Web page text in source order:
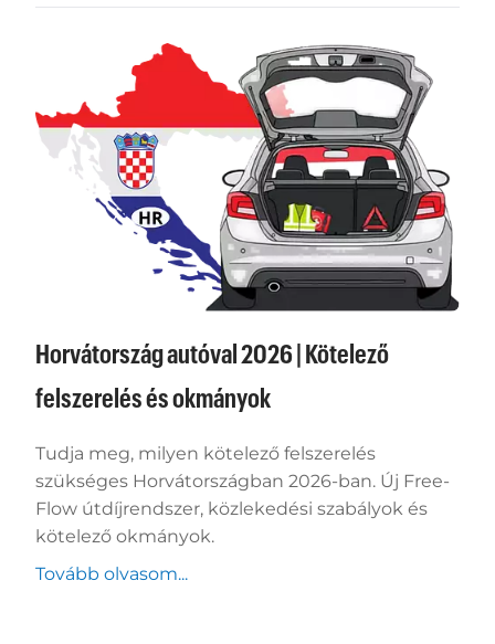
Horvátország autóval 2026 | Kötelező
felszerelés és okmányok
Tudja meg, milyen kötelező felszerelés
szükséges Horvátországban 2026-ban. Új Free-
Flow útdíjrendszer, közlekedési szabályok és
kötelező okmányok.
Tovább olvasom...